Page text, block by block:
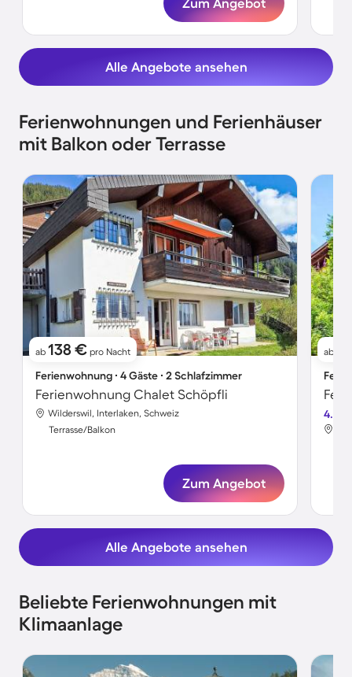
Alle Angebote ansehen
Ferienwohnungen und Ferienhäuser
mit Balkon oder Terrasse
ab 138 € pro Nacht
Ferienwohnung ∙ 4 Gäste ∙ 2 Schlafzimmer
Ferienwohnung Chalet Schöpfli
Wilderswil, Interlaken, Schweiz
Terrasse/Balkon
Zum Angebot
ab
4.6
Alle Angebote ansehen
Beliebte Ferienwohnungen mit
Klimaanlage